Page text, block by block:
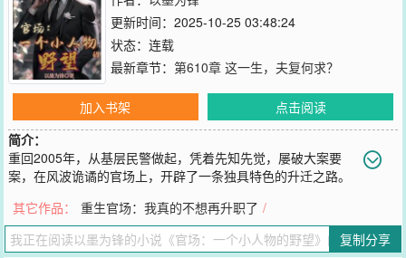
更新时间：2025-10-25 03:48:24
状态：连载
最新章节： 第610章 这一生，夫复何求？
加入书架
点击阅读
简介：
重回2005年，从基层民警做起，凭着先知先觉，屡破大案要
案，在风波诡谲的官场上，开辟了一条独具特色的升迁之路。
您要是觉得《官场：一个小人物的野望》还不错的话请不要忘记向您
QQ群和微博微信里的朋友推荐哦！
其它作品： 重生官场：我真的不想再升职了 /
复制分享